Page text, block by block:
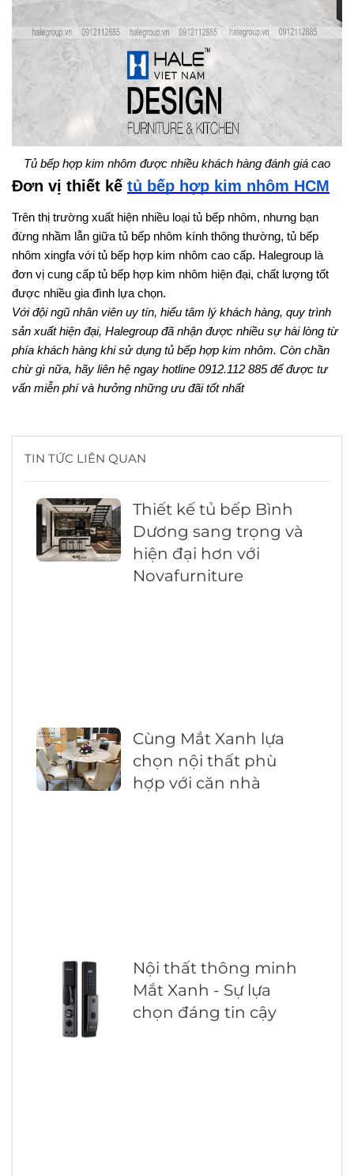
Tủ bếp hợp kim nhôm được nhiều khách hàng đánh giá cao
Đơn vị thiết kế tủ bếp hợp kim nhôm HCM
Trên thị trường xuất hiện nhiều loại tủ bếp nhôm, nhưng bạn
đừng nhầm lẫn giữa tủ bếp nhôm kính thông thường, tủ bếp
nhôm xingfa với tủ bếp hợp kim nhôm cao cấp. Halegroup là
đơn vị cung cấp tủ bếp hợp kim nhôm hiện đại, chất lượng tốt
được nhiều gia đình lựa chọn.
Với đội ngũ nhân viên uy tín, hiểu tâm lý khách hàng, quy trình
sản xuất hiện đại, Halegroup đã nhận được nhiều sự hài lòng từ
phía khách hàng khi sử dụng tủ bếp hợp kim nhôm. Còn chần
chừ gì nữa, hãy liên hệ ngay hotline 0912.112 885 để được tư
vấn miễn phí và hưởng những ưu đãi tốt nhất
TIN TỨC LIÊN QUAN
Thiết kế tủ bếp Bình
Dương sang trọng và
hiện đại hơn với
Novafurniture
Cùng Mắt Xanh lựa
chọn nội thất phù
hợp với căn nhà
Nội thất thông minh
Mắt Xanh - Sự lựa
chọn đáng tin cậy